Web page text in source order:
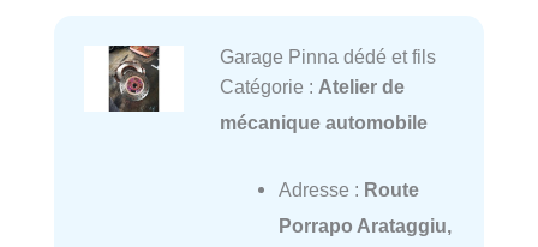
Garage Pinna dédé et fils
Catégorie : Atelier de
mécanique automobile
Adresse : Route
Porrapo Arataggiu,